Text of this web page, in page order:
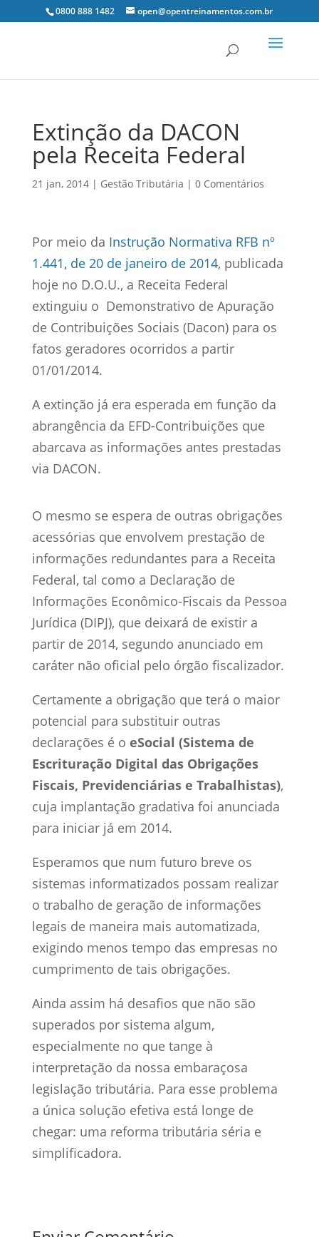
0800 888 1482 open@opentreinamentos.com.br
Extinção da DACON
pela Receita Federal
21 jan, 2014| Gestão Tributária | 0 Comentários
Por meio da Instrução Normativa RFB nº
1.441, de 20 de janeiro de 2014, publicada
hoje no D.O.U., a Receita Federal
extinguiu o Demonstrativo de Apuração
de Contribuições Sociais (Dacon) para os
fatos geradores ocorridos a partir
01/01/2014.
A extinção já era esperada em função da
abrangência da EFD-Contribuições que
abarcava as informações antes prestadas
via DACON.
O mesmo se espera de outras obrigações
acessórias que envolvem prestação de
informações redundantes para a Receita
Federal, tal como a Declaração de
Informações Econômico-Fiscais da Pessoa
Jurídica (DIPJ), que deixará de existir a
partir de 2014, segundo anunciado em
caráter não oficial pelo órgão fiscalizador.
Certamente a obrigação que terá o maior
potencial para substituir outras
declarações é o eSocial (Sistema de
Escrituração Digital das Obrigações
Fiscais, Previdenciárias e Trabalhistas),
cuja implantação gradativa foi anunciada
para iniciar já em 2014.
Esperamos que num futuro breve os
sistemas informatizados possam realizar
o trabalho de geração de informações
legais de maneira mais automatizada,
exigindo menos tempo das empresas no
cumprimento de tais obrigações.
Ainda assim há desafios que não são
superados por sistema algum,
especialmente no que tange à
interpretação da nossa embaraçosa
legislação tributária. Para esse problema
a única solução efetiva está longe de
chegar: uma reforma tributária séria e
simplificadora.